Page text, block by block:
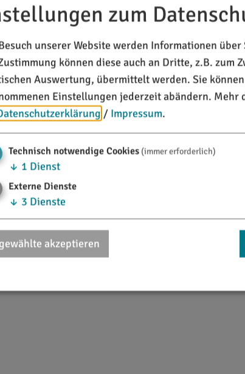
Inhalte laden? zum
unserer Website werden Informationen
können diese auch an Dritte, z.B. zum
Auswertung, übermittelt werden. Sie
Einstellungen jederzeit abändern. Mehr
/ Impressum.
Technisch notwendige Cookies (immer erforderlich)
↓ 1 Dienst
Externe Dienste
↓ 3 Dienste
akzeptieren